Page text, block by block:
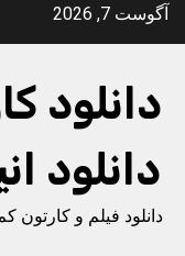
Skipآگوست 7, 2026
دانلود
دانلود
دانلود فیلم و کارتون